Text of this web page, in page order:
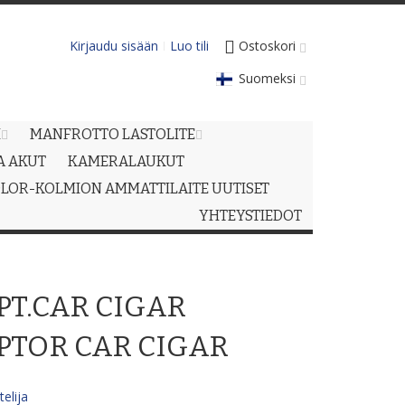
Ostoskori
Kirjaudu sisään
Luo tili
Suomeksi
MANFROTTO LASTOLITE
AKUT
KAMERALAUKUT
KOLMION AMMATTILAITE UUTISET
YHTEYSTIEDOT
CIGAR
CAR CIGAR